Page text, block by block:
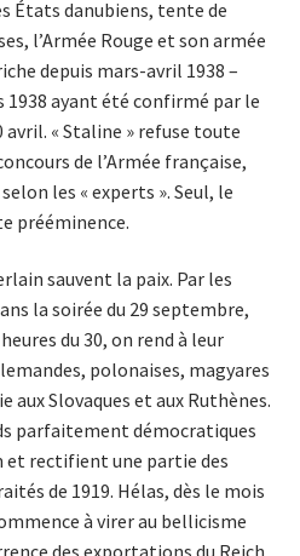
États danubiens, tente de
l’Armée Rouge et son armée
depuis mars-avril 1938 –
1938 ayant été confirmé par le
« Staline » refuse toute
de l’Armée française,
les « experts ». Seul, le
prééminence.
sauvent la paix. Par les
la soirée du 29 septembre,
du 30, on rend à leur
polonaises, magyares
aux Slovaques et aux Ruthènes.
parfaitement démocratiques
et rectifient une partie des
de 1919. Hélas, dès le mois
à virer au bellicisme